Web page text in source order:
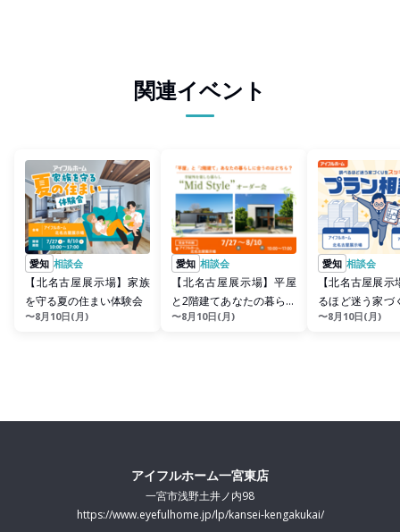
関連イベント
愛知 相談会
【北名古屋展示場】家族
を守る夏の住まい体験会
〜8月10日(月)
愛知 相談会
【北名古屋展示場】平屋
と2階建てあなたの暮らし
に合うのはどちら？Mid
〜8月10日(月)
愛知 相談会
【北名古屋展
るほど迷う家づ
ッキリ整理！
〜8月10日(月)
アイフルホーム一宮東店
一宮市浅野土井ノ内98
https://www.eyefulhome.jp/lp/kansei-kengakukai/